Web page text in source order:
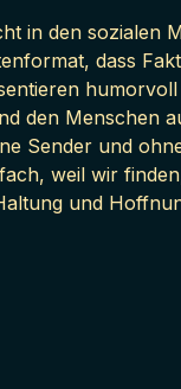
in den sozialen
dass
den Menschen
Sender und
weil wir
und